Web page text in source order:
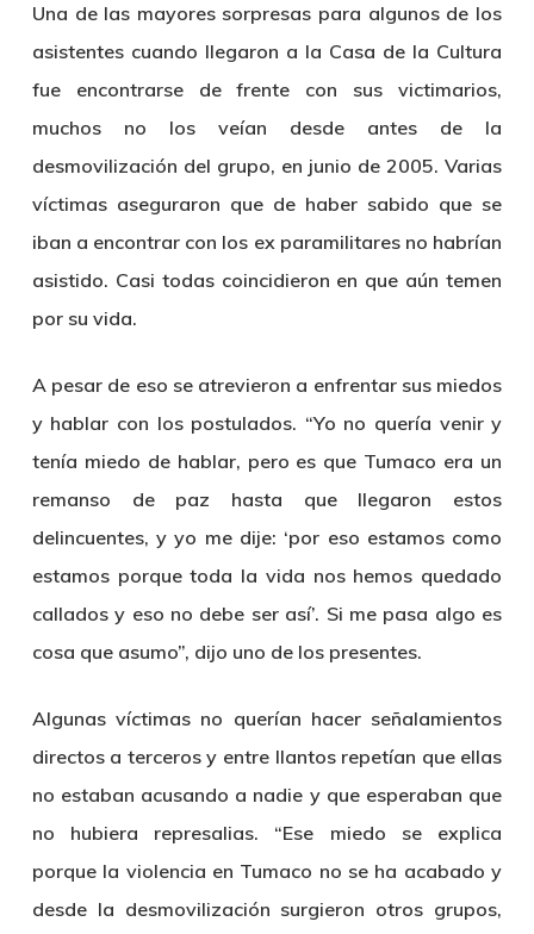
Una de las mayores sorpresas para algunos de los
asistentes cuando llegaron a la Casa de la Cultura
fue encontrarse de frente con sus victimarios,
muchos no los veían desde antes de la
desmovilización del grupo, en junio de 2005. Varias
víctimas aseguraron que de haber sabido que se
iban a encontrar con los ex paramilitares no habrían
asistido. Casi todas coincidieron en que aún temen
por su vida.
A pesar de eso se atrevieron a enfrentar sus miedos
y hablar con los postulados. “Yo no quería venir y
tenía miedo de hablar, pero es que Tumaco era un
remanso de paz hasta que llegaron estos
delincuentes, y yo me dije: ‘por eso estamos como
estamos porque toda la vida nos hemos quedado
callados y eso no debe ser así’. Si me pasa algo es
cosa que asumo”, dijo uno de los presentes.
Algunas víctimas no querían hacer señalamientos
directos a terceros y entre llantos repetían que ellas
no estaban acusando a nadie y que esperaban que
no hubiera represalias. “Ese miedo se explica
porque la violencia en Tumaco no se ha acabado y
desde la desmovilización surgieron otros grupos,